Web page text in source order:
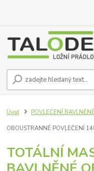
Úvod POVLEČENÍ BAVLNĚNÉ
OBOUSTRANNÉ POVLEČENÍ
TOTÁLNÍ